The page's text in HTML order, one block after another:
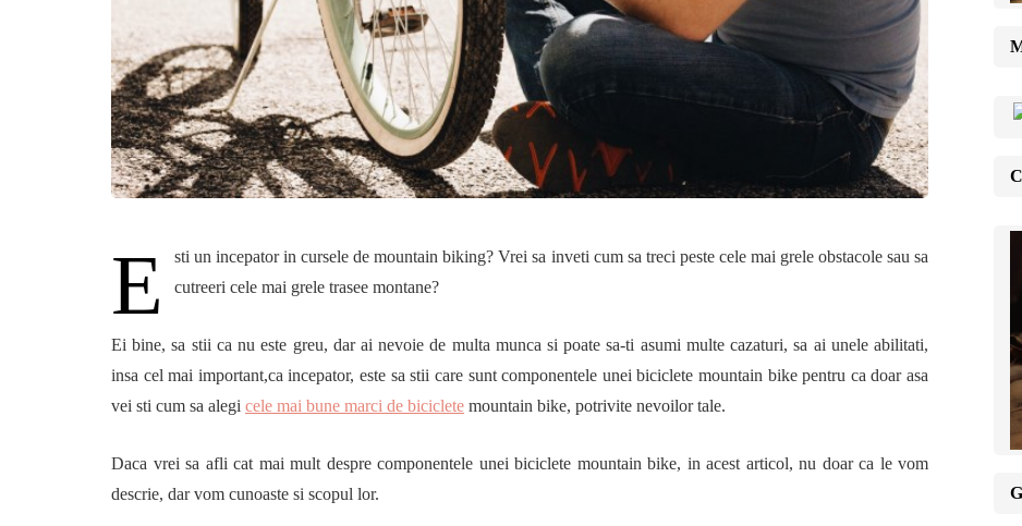
E
sti un incepator in cursele de mountain biking? Vrei sa inveti cum sa treci peste cele mai grele obstacole sau sa
cutreeri cele mai grele trasee montane?
Ei bine, sa stii ca nu este greu, dar ai nevoie de multa munca si poate sa-ti asumi multe cazaturi, sa ai unele abilitati,
insa cel mai important,ca incepator, este sa stii care sunt componentele unei biciclete mountain bike pentru ca doar asa
vei sti cum sa alegi cele mai bune marci de biciclete mountain bike, potrivite nevoilor tale.
Daca vrei sa afli cat mai mult despre componentele unei biciclete mountain bike, in acest articol, nu doar ca le vom
descrie, dar vom cunoaste si scopul lor.